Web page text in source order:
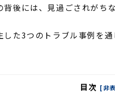
後には、見過ごされがち
た3つのトラブル事例を通
目次 [非